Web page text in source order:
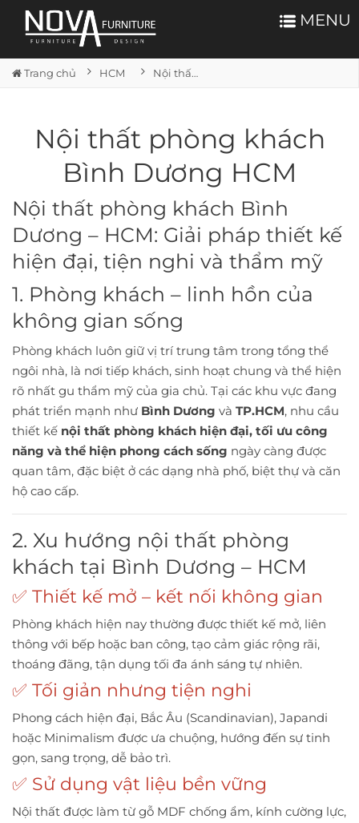
MENU
Trang chủ HCM Nội thất phòng khách Bình Dương HCM
Nội thất phòng khách
Bình Dương HCM
Nội thất phòng khách Bình
Dương – HCM: Giải pháp thiết kế
hiện đại, tiện nghi và thẩm mỹ
1. Phòng khách – linh hồn của
không gian sống
Phòng khách luôn giữ vị trí trung tâm trong tổng thể
ngôi nhà, là nơi tiếp khách, sinh hoạt chung và thể hiện
rõ nhất gu thẩm mỹ của gia chủ. Tại các khu vực đang
phát triển mạnh như Bình Dương và TP.HCM, nhu cầu
thiết kế nội thất phòng khách hiện đại, tối ưu công
năng và thể hiện phong cách sống ngày càng được
quan tâm, đặc biệt ở các dạng nhà phố, biệt thự và căn
hộ cao cấp.
2. Xu hướng nội thất phòng
khách tại Bình Dương – HCM
✅ Thiết kế mở – kết nối không gian
Phòng khách hiện nay thường được thiết kế mở, liên
thông với bếp hoặc ban công, tạo cảm giác rộng rãi,
thoáng đãng, tận dụng tối đa ánh sáng tự nhiên.
✅ Tối giản nhưng tiện nghi
Phong cách hiện đại, Bắc Âu (Scandinavian), Japandi
hoặc Minimalism được ưa chuộng, hướng đến sự tinh
gọn, sang trọng, dễ bảo trì.
✅ Sử dụng vật liệu bền vững
Nội thất được làm từ gỗ MDF chống ẩm, kính cường lực,